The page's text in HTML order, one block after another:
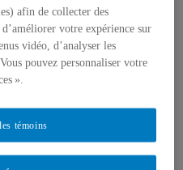
afin de collecter des
votre expérience sur
vidéo, d’analyser les
pouvez personnaliser votre
».
témoins